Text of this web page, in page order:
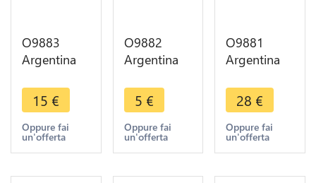
O9883
Argentina
Capped
Liberty
Head 1883
-> Make
15 €
Oppure fai
un'offerta
O9882
Argentina
Capped
Liberty
Head 1884
-> Make
5 €
Oppure fai
un'offerta
O9881
Argentina
Capped
Liberty
Head 1883
-> Make
28 €
Oppure fai
un'offerta